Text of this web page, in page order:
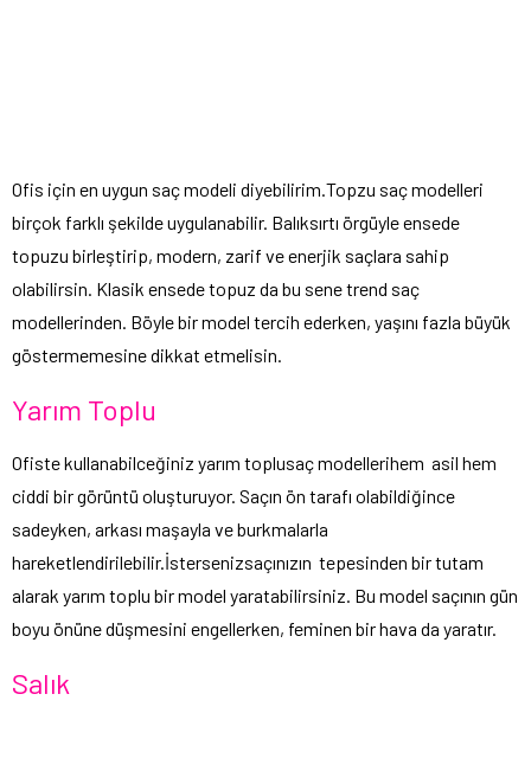
Ofis için en uygun saç modeli diyebilirim.Topzu saç modelleri
birçok farklı şekilde uygulanabilir. Balıksırtı örgüyle ensede
topuzu birleştirip, modern, zarif ve enerjik saçlara sahip
olabilirsin. Klasik ensede topuz da bu sene trend saç
modellerinden. Böyle bir model tercih ederken, yaşını fazla büyük
göstermemesine dikkat etmelisin.
Yarım Toplu
Ofiste kullanabilceğiniz yarım toplusaç modellerihem asil hem
ciddi bir görüntü oluşturuyor. Saçın ön tarafı olabildiğince
sadeyken, arkası maşayla ve burkmalarla
hareketlendirilebilir.İstersenizsaçınızın tepesinden bir tutam
alarak yarım toplu bir model yaratabilirsiniz. Bu model saçının gün
boyu önüne düşmesini engellerken, feminen bir hava da yaratır.
Salık